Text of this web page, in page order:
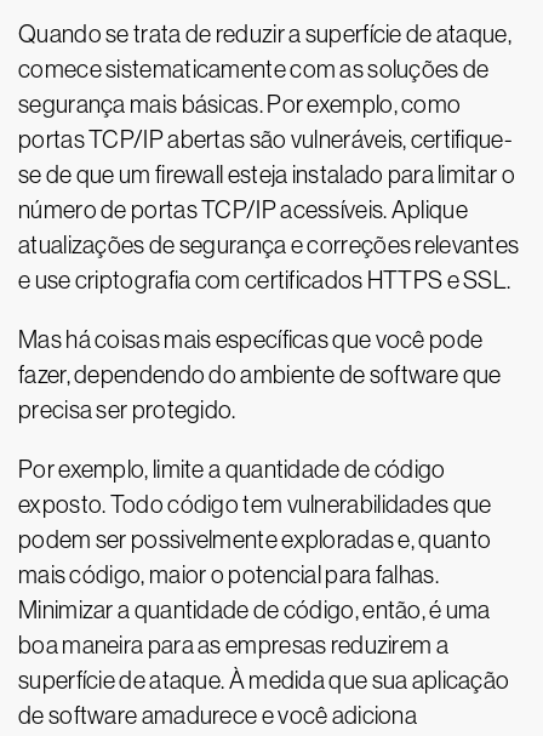
Quando se trata de reduzir a superfície de ataque,
comece sistematicamente com as soluções de
segurança mais básicas. Por exemplo, como
portas TCP/IP abertas são vulneráveis, certifique-
se de que um firewall esteja instalado para limitar o
número de portas TCP/IP acessíveis. Aplique
atualizações de segurança e correções relevantes
e use criptografia com certificados HTTPS e SSL.
Mas há coisas mais específicas que você pode
fazer, dependendo do ambiente de software que
precisa ser protegido.
Por exemplo, limite a quantidade de código
exposto. Todo código tem vulnerabilidades que
podem ser possivelmente exploradas e, quanto
mais código, maior o potencial para falhas.
Minimizar a quantidade de código, então, é uma
boa maneira para as empresas reduzirem a
superfície de ataque. À medida que sua aplicação
de software amadurece e você adiciona